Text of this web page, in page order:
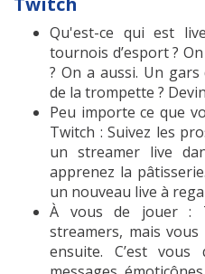
votre
d.
*Les
pays
Qu'est-ce qui est
tournois d’esport ?
? On a aussi. Un
de la trompette ?
Peu importe ce que
Twitch : Suivez les
un streamer live
apprenez la
un nouveau live à
À vous de jouer :
streamers, mais vous
ensuite. C’est